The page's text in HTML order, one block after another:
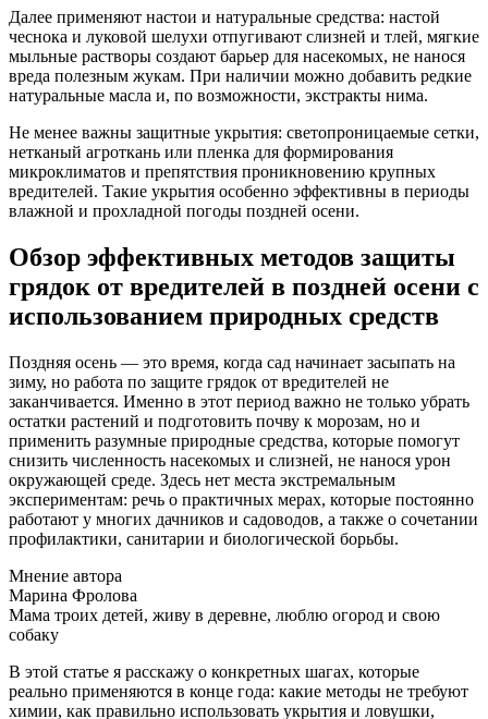
Далее применяют настои и натуральные средства: настой
чеснока и луковой шелухи отпугивают слизней и тлей, мягкие
мыльные растворы создают барьер для насекомых, не нанося
вреда полезным жукам. При наличии можно добавить редкие
натуральные масла и, по возможности, экстракты нима.
Не менее важны защитные укрытия: светопроницаемые сетки,
нетканый агроткань или пленка для формирования
микроклиматов и препятствия проникновению крупных
вредителей. Такие укрытия особенно эффективны в периоды
влажной и прохладной погоды поздней осени.
Обзор эффективных методов защиты
грядок от вредителей в поздней осени с
использованием природных средств
Поздняя осень — это время, когда сад начинает засыпать на
зиму, но работа по защите грядок от вредителей не
заканчивается. Именно в этот период важно не только убрать
остатки растений и подготовить почву к морозам, но и
применить разумные природные средства, которые помогут
снизить численность насекомых и слизней, не нанося урон
окружающей среде. Здесь нет места экстремальным
экспериментам: речь о практичных мерах, которые постоянно
работают у многих дачников и садоводов, а также о сочетании
профилактики, санитарии и биологической борьбы.
Мнение автора
Марина Фролова
Мама троих детей, живу в деревне, люблю огород и свою
собаку
В этой статье я расскажу о конкретных шагах, которые
реально применяются в конце года: какие методы не требуют
химии, как правильно использовать укрытия и ловушки,